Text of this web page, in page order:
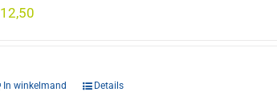
12,50
In winkelmand Details